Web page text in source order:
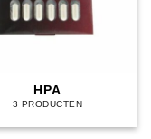
HPA
3 PRODUCTEN